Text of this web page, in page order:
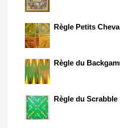
Règle Petits
Règle du
Règle du Scrabble